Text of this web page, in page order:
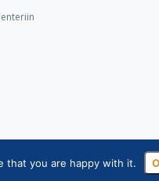
that you are happy with it.